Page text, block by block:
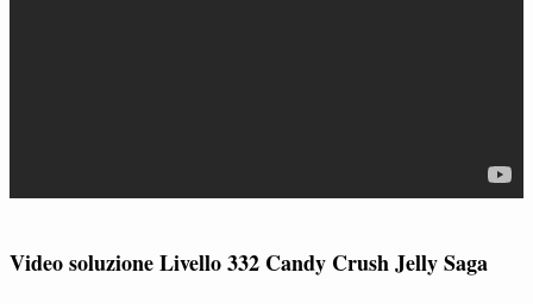
Video soluzione Livello 332 Candy Crush Jelly Saga